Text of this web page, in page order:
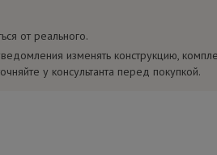
от реального.
изменять конструкцию,
у консультанта перед покупкой.